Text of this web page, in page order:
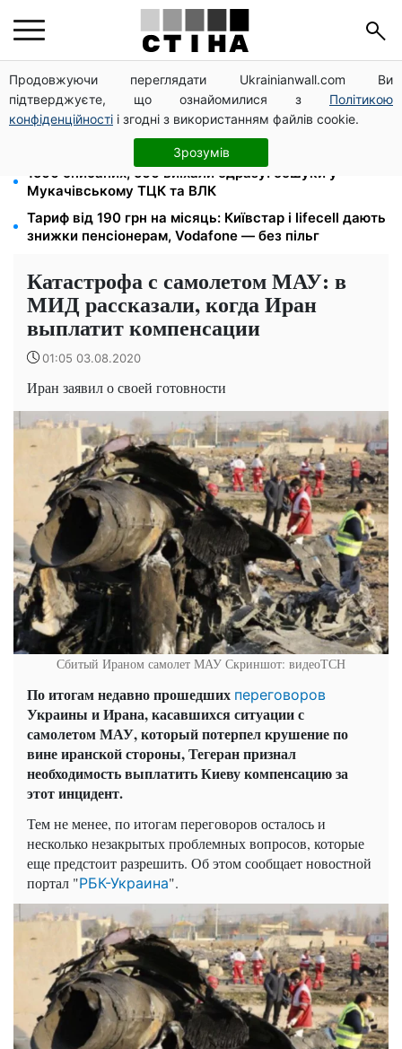
Продовжуючи переглядати Ukrainianwall.com Ви
підтверджуєте, що ознайомилися з Політикою
конфіденційності і згодні з використанням файлів cookie.
Зрозумів
Кешбек до 40% на Netflix та YouTube: Ощадбанк і
Mastercard запустили акцію до кінця жовтня
Пенсійна реформа у вересні: добровільні
накопичення й перегляд спецпенсій суддів
1500 списаних, 500 виїхали одразу: обшуки у
Мукачівському ТЦК та ВЛК
Тариф від 190 грн на місяць: Київстар і lifecell дають
знижки пенсіонерам, Vodafone — без пільг
Катастрофа с самолетом МАУ: в
МИД рассказали, когда Иран
выплатит компенсации
01:05 03.08.2020
Иран заявил о своей готовности
Сбитый Ираном самолет МАУ Скриншот: видеоТСН
По итогам недавно прошедших переговоров
Украины и Ирана, касавшихся ситуации с
самолетом МАУ, который потерпел крушение по
вине иранской стороны, Тегеран признал
необходимость выплатить Киеву компенсацию за
этот инцидент.
Тем не менее, по итогам переговоров осталось и
несколько незакрытых проблемных вопросов, которые
еще предстоит разрешить. Об этом сообщает новостной
портал "РБК-Украина".